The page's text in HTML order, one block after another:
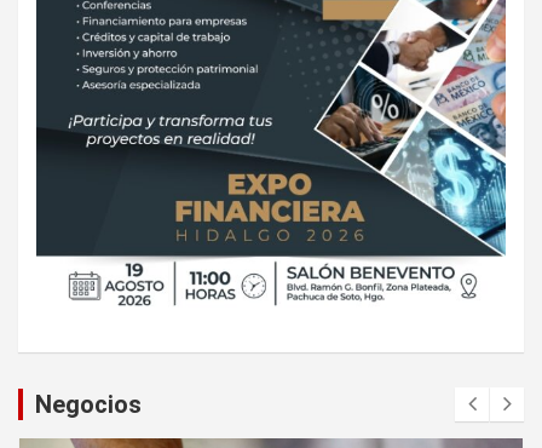
Negocios